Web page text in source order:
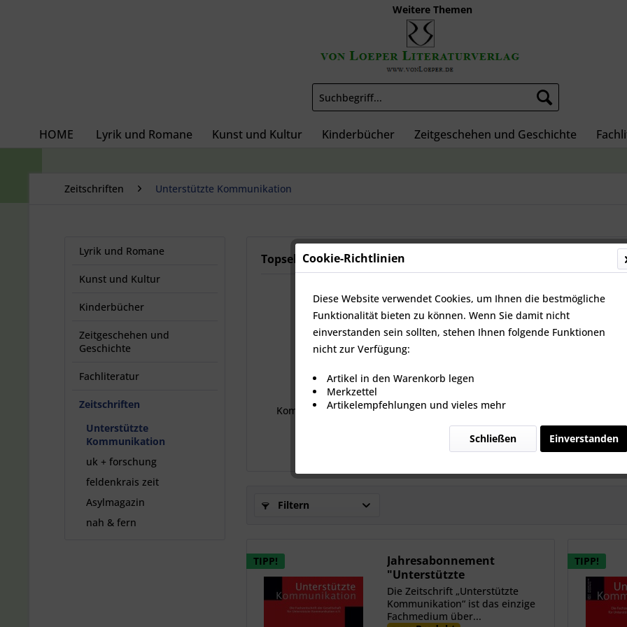
Weitere Themen
HOME Lyrik und Romane Kunst und Kultur Kinderbücher Zeitgeschehen und Geschichte
Zeitschriften Unterstützte Kommunikation
Lyrik und Romane
Kunst und Kultur
Kinderbücher
Zeitgeschehen und
Geschichte
Fachliteratur
Zeitschriften
Unterstützte
Kommunikation
uk + forschung
feldenkrais zeit
Asylmagazin
nah & fern
Topseller
Unterstützte
Kommunikation 1/2026
Kommunikation 4/2025
9,90 € *
Filtern
TIPP!
Jahresabonnement
"Unterstützte
Kommunikation"
Die Zeitschrift „Unterstützte
Kommunikation“ ist das einzige
Fachmedium über...
TIPP!
Cookie-Richtlinien
Diese Website verwendet Cookies, um Ihnen die bestmögliche
Funktionalität bieten zu können. Wenn Sie damit nicht
einverstanden sein sollten, stehen Ihnen folgende Funktionen
nicht zur Verfügung:
Artikel in den Warenkorb legen
Merkzettel
Artikelempfehlungen und vieles mehr
Einverstanden
Schließen